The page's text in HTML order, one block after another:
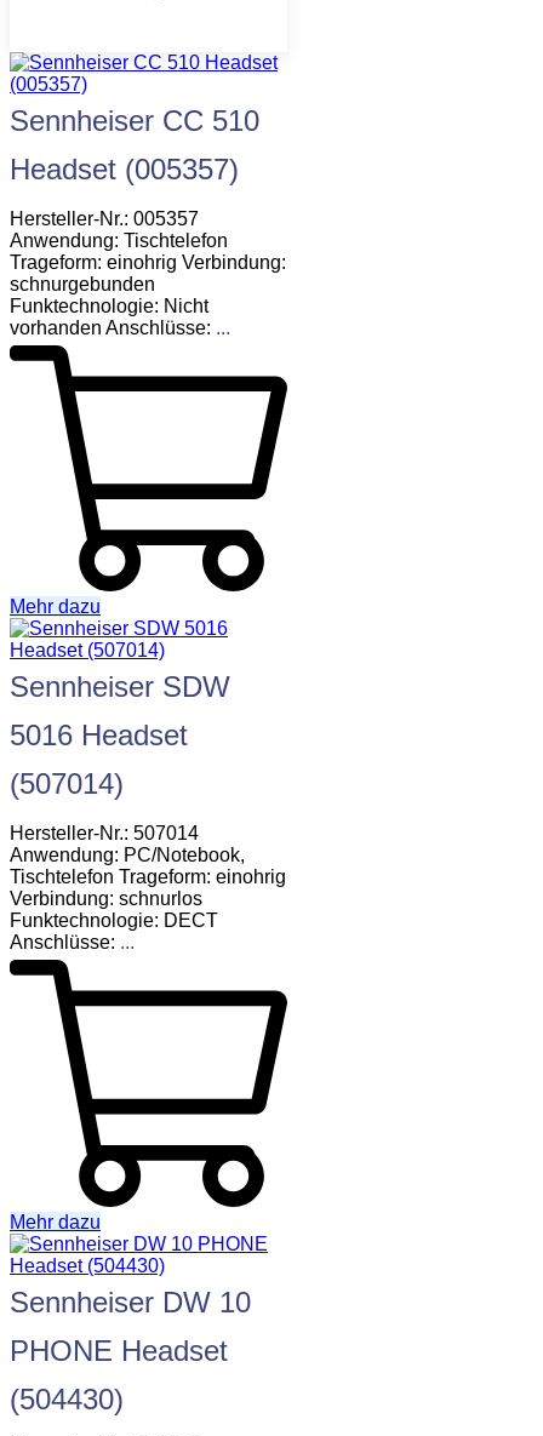
Sennheiser CC 510
Headset (005357)
Hersteller-Nr.: 005357
Anwendung: Tischtelefon
Trageform: einohrig Verbindung:
schnurgebunden
Funktechnologie: Nicht
vorhanden Anschlüsse: ...
Mehr dazu
Sennheiser SDW
5016 Headset
(507014)
Hersteller-Nr.: 507014
Anwendung: PC/Notebook,
Tischtelefon Trageform: einohrig
Verbindung: schnurlos
Funktechnologie: DECT
Anschlüsse: ...
Mehr dazu
Sennheiser DW 10
PHONE Headset
(504430)